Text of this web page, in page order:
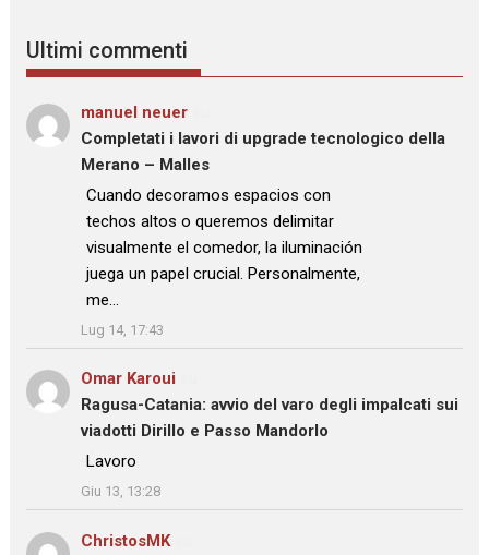
Ultimi commenti
manuel neuer
Completati i lavori di upgrade tecnologico della
Merano – Malles
: “
Cuando decoramos espacios con
techos altos o queremos delimitar
visualmente el comedor, la iluminación
juega un papel crucial. Personalmente,
me…
”
Lug 14, 17:43
Omar Karoui
Ragusa-Catania: avvio del varo degli impalcati sui
viadotti Dirillo e Passo Mandorlo
: “Lavoro
”
Giu 13, 13:28
ChristosMKsu